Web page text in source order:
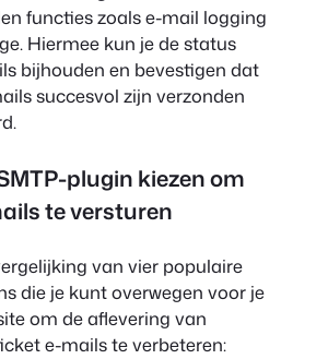
functies zoals e-mail logging
Hiermee kun je de status
bijhouden en bevestigen dat
succesvol zijn verzonden
plugin kiezen om
te versturen
van vier populaire
die je kunt overwegen voor je
om de aflevering van
e-mails te verbeteren: